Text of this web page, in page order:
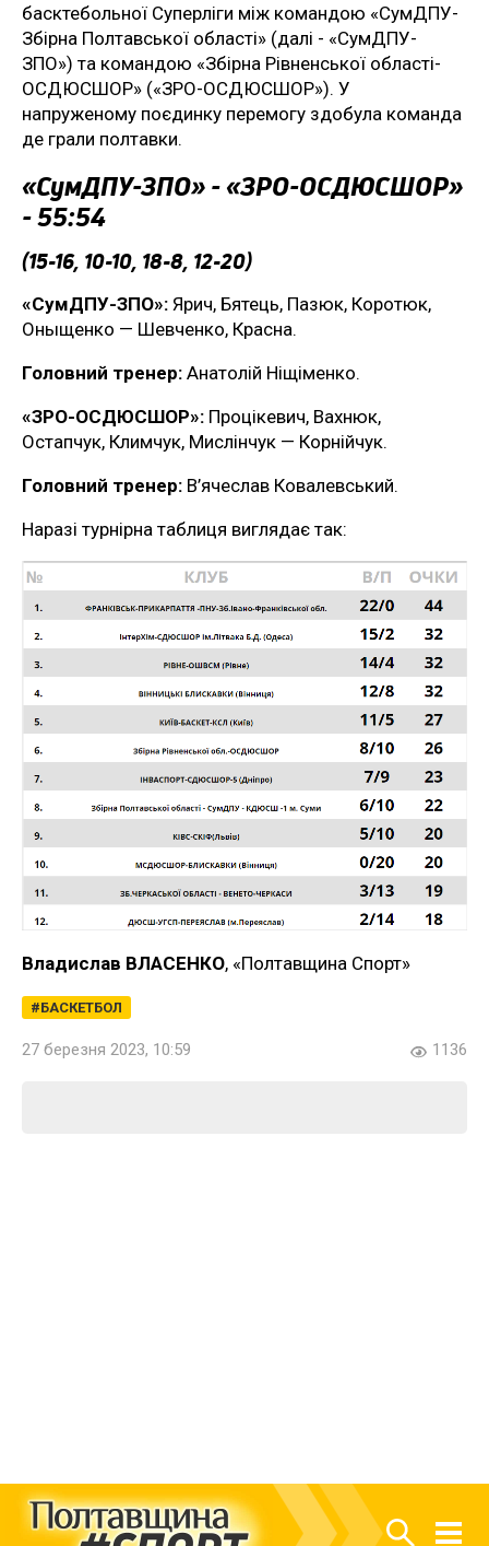
басктебольної Суперліги між командою «СумДПУ-
Збірна Полтавської області» (далі - «СумДПУ-
ЗПО») та командою «Збірна Рівненської області-
ОСДЮСШОР» («ЗРО-ОСДЮСШОР»). У
напруженому поєдинку перемогу здобула команда
де грали полтавки.
«СумДПУ-ЗПО» - «ЗРО-ОСДЮСШОР»
- 55:54
(15-16, 10-10, 18-8, 12-20)
«СумДПУ-ЗПО»: Ярич, Бятець, Пазюк, Коротюк,
Оныщенко — Шевченко, Красна.
Головний тренер: Анатолій Ніщіменко.
«ЗРО-ОСДЮСШОР»: Процікевич, Вахнюк,
Остапчук, Климчук, Мислінчук — Корнійчук.
Головний тренер: В’ячеслав Ковалевський.
Наразі турнірна таблиця виглядає так:
Владислав ВЛАСЕНКО, «Полтавщина Спорт»
БАСКЕТБОЛ
27 березня 2023, 10:59 1136